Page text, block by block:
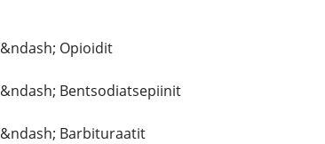
&ndash; Opioidit
&ndash; Bentsodiatsepiinit
&ndash; Barbituraatit